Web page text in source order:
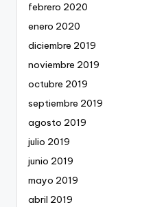
febrero 2020
enero 2020
diciembre 2019
noviembre 2019
octubre 2019
septiembre 2019
agosto 2019
julio 2019
junio 2019
mayo 2019
abril 2019